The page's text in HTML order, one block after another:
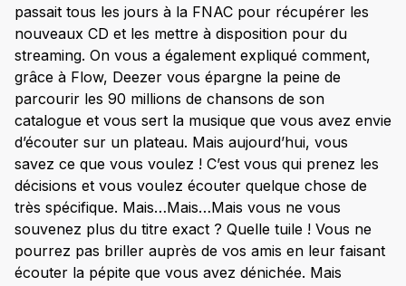
passait tous les jours à la FNAC pour récupérer les
nouveaux CD et les mettre à disposition pour du
streaming. On vous a également expliqué comment,
grâce à Flow, Deezer vous épargne la peine de
parcourir les 90 millions de chansons de son
catalogue et vous sert la musique que vous avez envie
d’écouter sur un plateau. Mais aujourd’hui, vous
savez ce que vous voulez ! C’est vous qui prenez les
décisions et vous voulez écouter quelque chose de
très spécifique. Mais…Mais…Mais vous ne vous
souvenez plus du titre exact ? Quelle tuile ! Vous ne
pourrez pas briller auprès de vos amis en leur faisant
écouter la pépite que vous avez dénichée. Mais